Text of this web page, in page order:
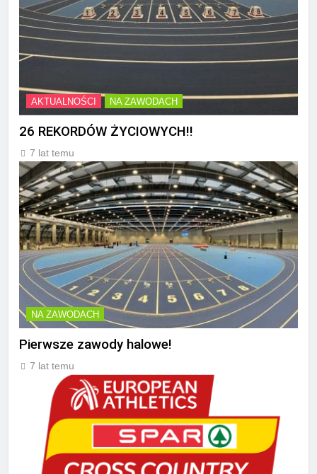
AKTUALNOŚCI NA ZAWODACH
26 REKORDÓW ŻYCIOWYCH!!
7 lat temu
NA ZAWODACH
Pierwsze zawody halowe!
7 lat temu